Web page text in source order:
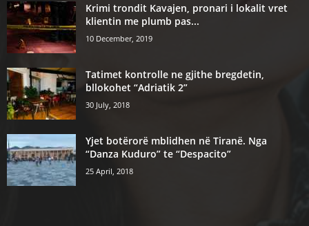
Krimi trondit Kavajen, pronari i lokalit vret
klientin me plumb pas...
10 December, 2019
Tatimet kontrolle ne gjithe bregdetin,
bllokohet “Adriatik 2”
30 July, 2018
Yjet botërorë mblidhen në Tiranë. Nga
“Danza Kuduro” te “Despacito”
25 April, 2018